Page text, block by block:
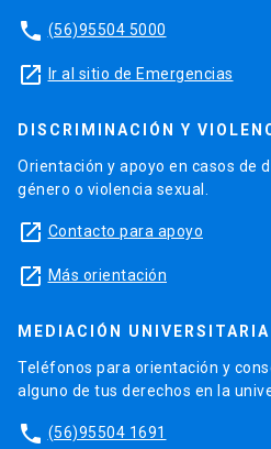
phone (56)95504 5000
launch Ir al sitio de Emergencias
DISCRIMINACIÓN Y
Orientación y apoyo en casos de
género o violencia sexual.
launch Contacto para apoyo
launch Más orientación
MEDIACIÓN UNIVERSITARIA
Teléfonos para orientación y
alguno de tus derechos en la
phone (56)95504 1691